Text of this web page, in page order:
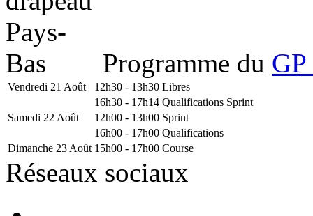
Programme du
Vendredi 21 Août 12h30 - 13h30 Libres
16h30 - 17h14 Qualifications Sprint
Samedi 22 Août
12h00 - 13h00 Sprint
16h00 - 17h00 Qualifications
Dimanche 23 Août 15h00 - 17h00 Course
Réseaux sociaux